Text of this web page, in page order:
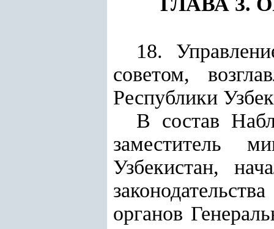
18.
советом,
Республики
В состав
заместитель
Узбекистан,
органов